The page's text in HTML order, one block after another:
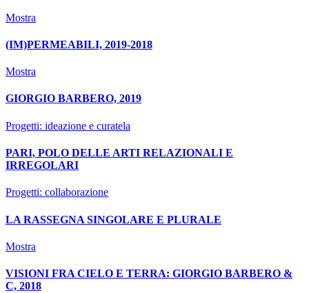
Mostra
(IM)PERMEABILI, 2019-2018
Mostra
GIORGIO BARBERO, 2019
Progetti: ideazione e curatela
PARI, POLO DELLE ARTI RELAZIONALI E
IRREGOLARI
Progetti: collaborazione
LA RASSEGNA SINGOLARE E PLURALE
Mostra
VISIONI FRA CIELO E TERRA: GIORGIO BARBERO &
C, 2018